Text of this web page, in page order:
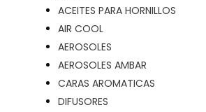
ACEITES PARA HORNILLOS
AIR COOL
AEROSOLES
AEROSOLES AMBAR
CARAS AROMATICAS
DIFUSORES